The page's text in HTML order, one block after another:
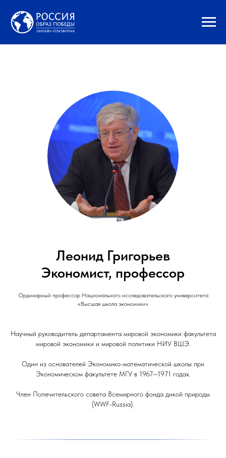
Леонид Григорьев
Экономист, профессор
Ординарный профессор Национального исследовательского университета
«Высшая школа экономики»
Научный руководитель департамента мировой экономики факультета
мировой экономики и мировой политики НИУ ВШЭ.
Один из основателей Экономико-математической школы при
Экономическом факультете МГУ в 1967—1971 годах.
Член Попечительского совета Всемирного фонда дикой природы
(WWF-Russia).